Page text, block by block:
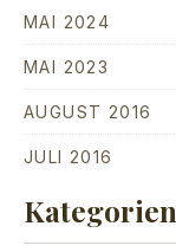
MAI 2024
MAI 2023
AUGUST 2016
JULI 2016
Kategorien